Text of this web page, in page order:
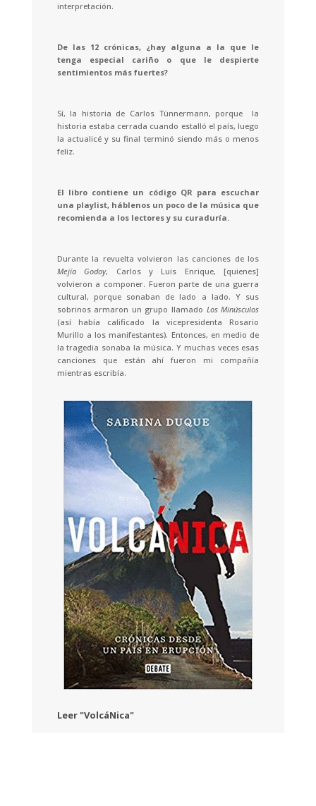
interpretación.
De las 12 crónicas, ¿hay alguna a la que le
tenga especial cariño o que le despierte
sentimientos más fuertes?
Sí, la historia de Carlos Tünnermann, porque la
historia estaba cerrada cuando estalló el país, luego
la actualicé y su final terminó siendo más o menos
feliz.
El libro contiene un código QR para escuchar
una playlist, háblenos un poco de la música que
recomienda a los lectores y su curaduría.
Durante la revuelta volvieron las canciones de los
Mejía Godoy, Carlos y Luis Enrique, [quienes]
volvieron a componer. Fueron parte de una guerra
cultural, porque sonaban de lado a lado. Y sus
sobrinos armaron un grupo llamado Los Minúsculos
(así había calificado la vicepresidenta Rosario
Murillo a los manifestantes). Entonces, en medio de
la tragedia sonaba la música. Y muchas veces esas
canciones que están ahí fueron mi compañía
mientras escribía.
Leer "VolcáNica"